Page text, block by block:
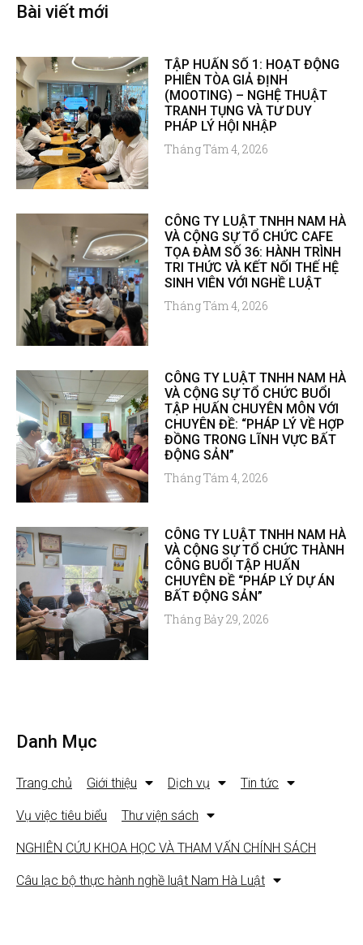
Bài viết mới
TẬP HUẤN SỐ 1: HOẠT ĐỘNG
PHIÊN TÒA GIẢ ĐỊNH
(MOOTING) – NGHỆ THUẬT
TRANH TỤNG VÀ TƯ DUY
PHÁP LÝ HỘI NHẬP
Tháng Tám 4, 2026
CÔNG TY LUẬT TNHH NAM HÀ
VÀ CỘNG SỰ TỔ CHỨC CAFE
TỌA ĐÀM SỐ 36: HÀNH TRÌNH
TRI THỨC VÀ KẾT NỐI THẾ HỆ
SINH VIÊN VỚI NGHỀ LUẬT
Tháng Tám 4, 2026
CÔNG TY LUẬT TNHH NAM HÀ
VÀ CỘNG SỰ TỔ CHỨC BUỔI
TẬP HUẤN CHUYÊN MÔN VỚI
CHUYÊN ĐỀ: “PHÁP LÝ VỀ HỢP
ĐỒNG TRONG LĨNH VỰC BẤT
ĐỘNG SẢN”
Tháng Tám 4, 2026
CÔNG TY LUẬT TNHH NAM HÀ
VÀ CỘNG SỰ TỔ CHỨC THÀNH
CÔNG BUỔI TẬP HUẤN
CHUYÊN ĐỀ “PHÁP LÝ DỰ ÁN
BẤT ĐỘNG SẢN”
Tháng Bảy 29, 2026
Danh Mục
Trang chủ Giới thiệu Dịch vụ Tin tức
Vụ việc tiêu biểu Thư viện sách
NGHIÊN CỨU KHOA HỌC VÀ THAM VẤN CHÍNH SÁCH
Câu lạc bộ thực hành nghề luật Nam Hà Luật